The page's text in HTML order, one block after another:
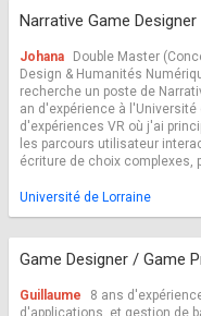
Narrative Game Designer
Johana
Double Master
Design & Humanités
recherche un poste de
an d'expérience à
d'expériences VR où j'ai
les parcours utilisateur
écriture de choix complexes,
Université de Lorraine
Game Designer / Game
Guillaume
8 ans
d'applications, et gestion de